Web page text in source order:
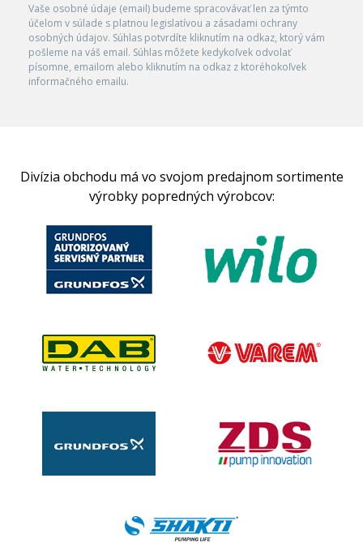
Vaše osobné údaje (email) budeme spracovávať len za týmto
účelom v súlade s platnou legislatívou a zásadami ochrany
osobných údajov. Súhlas potvrdíte kliknutím na odkaz, ktorý vám
pošleme na váš email. Súhlas môžete kedykoľvek odvolať
písomne, emailom alebo kliknutím na odkaz z ktoréhokoľvek
informačného emailu.
Divízia obchodu má vo svojom predajnom sortimente
výrobky popredných výrobcov: